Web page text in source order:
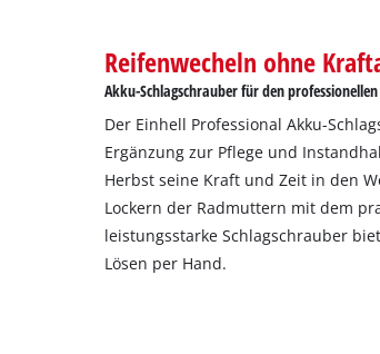
Reifenwecheln ohne
Akku-Schlagschrauber für den
Der Einhell Professional Akku-
Ergänzung zur Pflege und
Herbst seine Kraft und Zeit in den
Lockern der Radmuttern mit dem
leistungsstarke Schlagschrauber
Lösen per Hand.